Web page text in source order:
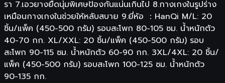
รา 7.เอวยางยืดนุ่มพิเศษป้องกันแน่นเกินไป 8.กางเกงในรูปร่าง
เหมือนกางเกงในช่วยให้หลับสบาย 9.ยี่ห้อ ：HanQi M/L: 20
ชิ้น/แพ็ค (450-500 กรัม) รอบสะโพก 80-105 ซม. น้ำหนักตัว
40-70 กก. XL/XXL: 20 ชิ้น/แพ็ค (450-500 กรัม) รอบ
สะโพก 90-115 ซม. น้ำหนักตัว 60-90 กก. 3XL/4XL: 20 ชิ้น/
แพ็ค (450-500 กรัม) รอบสะโพก 100-125 ซม. น้ำหนักตัว
90-135 กก.